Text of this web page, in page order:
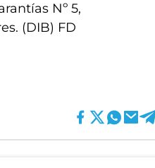
Nº 5,
(DIB) FD